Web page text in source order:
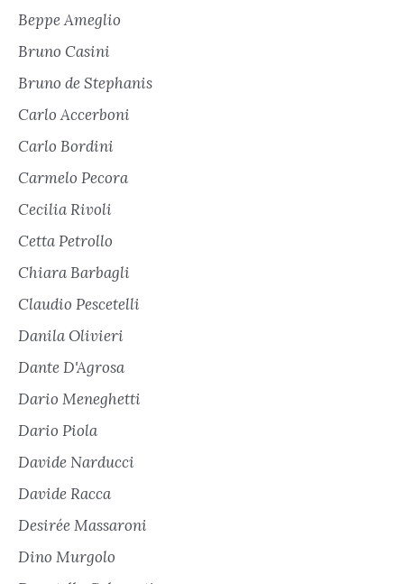
Beppe Ameglio
Bruno Casini
Bruno de Stephanis
Carlo Accerboni
Carlo Bordini
Carmelo Pecora
Cecilia Rivoli
Cetta Petrollo
Chiara Barbagli
Claudio Pescetelli
Danila Olivieri
Dante D'Agrosa
Dario Meneghetti
Dario Piola
Davide Narducci
Davide Racca
Desirée Massaroni
Dino Murgolo